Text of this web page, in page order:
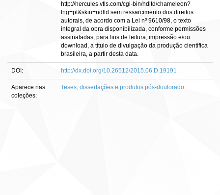
http://hercules.vtls.com/cgi-bin/ndltd/chameleon?
lng=pt&skin=ndltd sem ressarcimento dos direitos
autorais, de acordo com a Lei nº 9610/98, o texto
integral da obra disponibilizada, conforme permissões
assinaladas, para fins de leitura, impressão e/ou
download, a título de divulgação da produção científica
brasileira, a partir desta data.
DOI: http://dx.doi.org/10.26512/2015.06.D.19191
Aparece nas
coleções:
Teses, dissertações e produtos pós-doutorado